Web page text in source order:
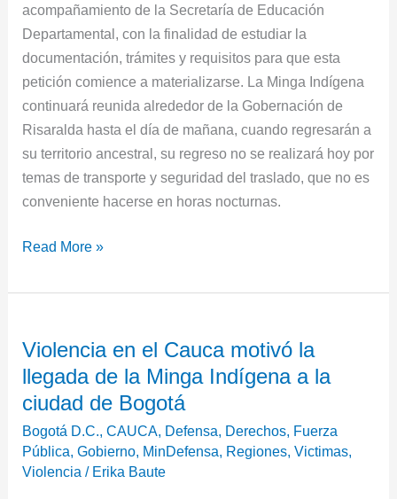
acompañamiento de la Secretaría de Educación
Departamental, con la finalidad de estudiar la
documentación, trámites y requisitos para que esta
petición comience a materializarse. La Minga Indígena
continuará reunida alrededor de la Gobernación de
Risaralda hasta el día de mañana, cuando regresarán a
su territorio ancestral, su regreso no se realizará hoy por
temas de transporte y seguridad del traslado, que no es
conveniente hacerse en horas nocturnas.
Read More »
Violencia en el Cauca motivó la
llegada de la Minga Indígena a la
ciudad de Bogotá
Bogotá D.C.,CAUCA, Defensa, Derechos, Fuerza
Pública,Gobierno, MinDefensa, Regiones,Victimas,
Violencia / Erika Baute
en
el
Cauca
motivó
la
llegada